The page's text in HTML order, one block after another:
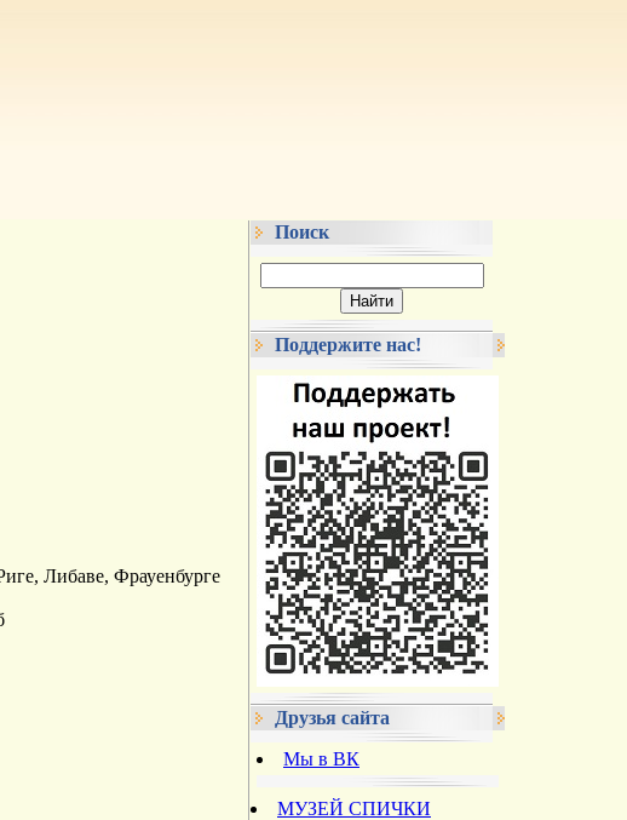
Либаве, Фрауенбурге
Поиск
Поддержите нас!
Друзья сайта
Мы в ВК
МУЗЕЙ СПИЧКИ